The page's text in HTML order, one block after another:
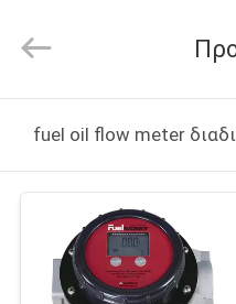
ΣΠΊΤΙ
ΠΡΟΪΌΝΤΑ
ΒΊΝΤΕΟ
Reserved.
fuel oil flow meter